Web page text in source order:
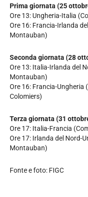
Prima giornata (25
Ore 13: Ungheria-Italia
Ore 16: Francia-Irlanda
Montauban)
Seconda giornata (28
Ore 13: Italia-Irlanda del
Montauban)
Ore 16: Francia-Ungheria
Colomiers)
Terza giornata (31
Ore 17: Italia-Francia
Ore 17: Irlanda del Nord-
Montauban)
Fonte e foto: FIGC